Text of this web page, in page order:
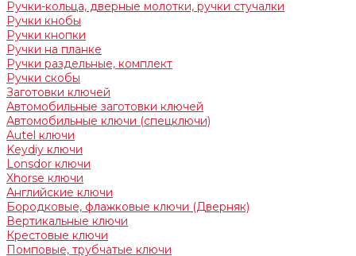
Ручки-кольца, дверные молотки, ручки стучалки
Ручки кнобы
Ручки кнопки
Ручки на планке
Ручки раздельные, комплект
Ручки скобы
Заготовки ключей
Автомобильные заготовки ключей
Автомобильные ключи (спецключи)
Autel ключи
Keydiy ключи
Lonsdor ключи
Xhorse ключи
Английские ключи
Бородковые, флажковые ключи (Дверняк)
Вертикальные ключи
Крестовые ключи
Помповые, трубчатые ключи